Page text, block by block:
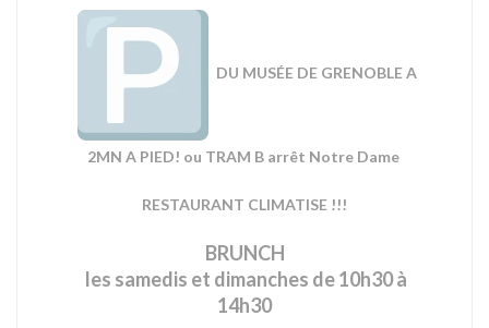
DU MUSÉE DE GRENOBLE A
2MN A PIED! ou TRAM B arrêt Notre Dame
RESTAURANT CLIMATISE !!!
BRUNCH
les samedis et dimanches de 10h30 à
14h30